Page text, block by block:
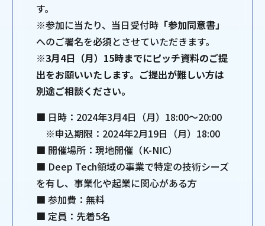
す。
※参加に当たり、当日受付時 「参加同意書」
へのご署名を必須とさせていただきます。
※3月4日（月）15時までにピッチ資料のご提
出をお願いいたします。ご提出が難しい方は
別途ご相談ください。
■ 日時：2024年3月4日（月）18:00～20:00
※申込期限：2024年2月19日（月）18:00
■ 開催場所：現地開催（K-NIC）
■ Deep Tech領域の事業で特定の技術シーズ
を有し、事業化や起業に関心がある方
■ 参加費：無料
■ 定員：先着5名